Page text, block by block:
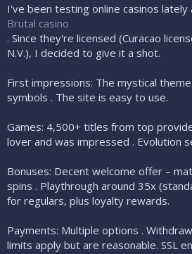
I've been testing online casinos lately
Brutal casino
. Since they're licensed (Curacao
N.V.), I decided to give it a shot.
First impressions: The mystical
symbols . The site is easy to use.
Games: 4,500+ titles from top
lover and was impressed . Evolution
Bonuses: Decent welcome offer –
spins . Playthrough around 35x
for regulars, plus loyalty rewards.
Payments: Multiple options .
limits apply but are reasonable. SSL